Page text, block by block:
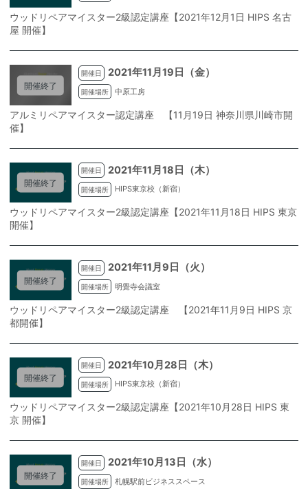
ウッドリペアマイスター2級認定講座【2021年12月1日 HIPS 名古
屋 開催】
開催終了
開催日 2021年11月19日（金）
開催場所 中原工房
アルミリペアマイスター認定講座 【11月19日 神奈川県川崎市開
催】
開催終了
開催日 2021年11月18日（木）
開催場所 HIPS東京校（新宿）
ウッドリペアマイスター2級認定講座【2021年11月18日 HIPS 東京
開催】
開催終了
開催日 2021年11月9日（火）
開催場所 明覺寺会議室
ウッドリペアマイスター2級認定講座 【2021年11月9日 HIPS 京
都開催】
開催終了
開催日 2021年10月28日（木）
開催場所 HIPS東京校（新宿）
ウッドリペアマイスター2級認定講座【2021年10月28日 HIPS 東
京 開催】
開催終了
開催日 2021年10月13日（水）
開催場所 札幌駅前ビジネススペース